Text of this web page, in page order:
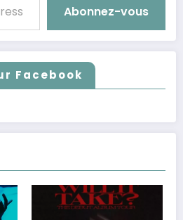
Abonnez-vous
Facebook